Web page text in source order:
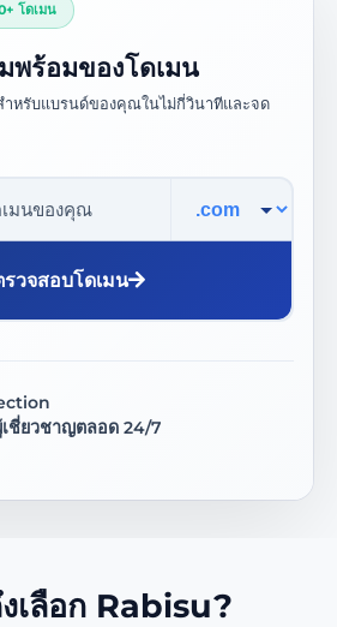
โดเมน
พร้อมของโดเมน
ำหรับแบรนด์ของคุณในไม่กี่วินาทีและจด
รวจสอบโดเมน
ชี่ยวชาญตลอด 24/7
เลือก Rabisu?